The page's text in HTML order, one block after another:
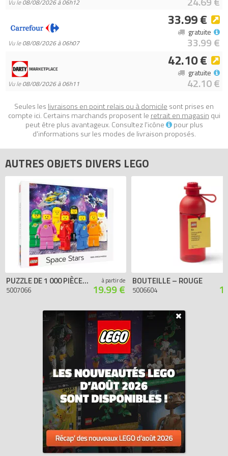
Vu le08/08/2026 à 06h12
Vu le08/08/2026 à 06h07
33.99 €
33.99 €
gratuite
Vu le08/08/2026 à 06h11
42.10 €
42.10 €
gratuite
Seules les livraisons en point relais ou à domicile sont prises en
compte ici. Certains marchands proposent le retrait en magasin qui
peut être plus avantageux. Consultez l'icône
pour plus
d'informations sur les modes de livraison proposés.
AUTRES OBJETS DIVERS LEGO
PUZZLE DE 1 000 PIÈCES STARS DE L’ESPACE
5007066
à partir de
19.99 €
BOUTEILLE – ROUGE
5006604